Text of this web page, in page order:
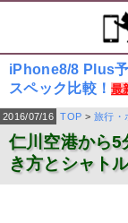
iPhone8/8 Plus
スペック比較！最
2016/07/16 TOP > 旅行・
仁川空港から5
き方とシャト